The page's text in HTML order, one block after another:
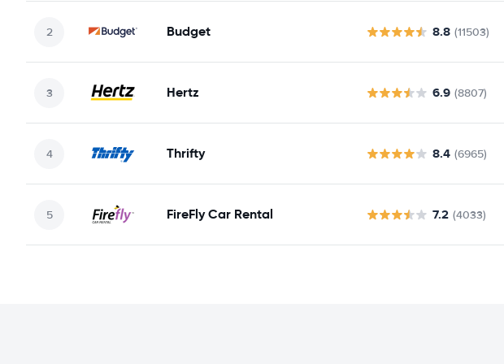
Budget 8.8 (11503)
Hertz 6.9 (8807)
Thrifty 8.4 (6965)
FireFly Car Rental 7.2 (4033)